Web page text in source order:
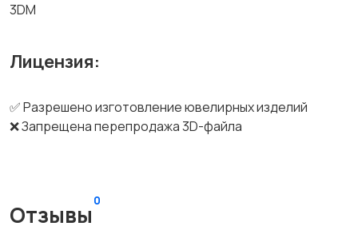
3DM
Лицензия:
✅ Разрешено изготовление ювелирных изделий
❌ Запрещена перепродажа 3D-файла
Отзывы
0